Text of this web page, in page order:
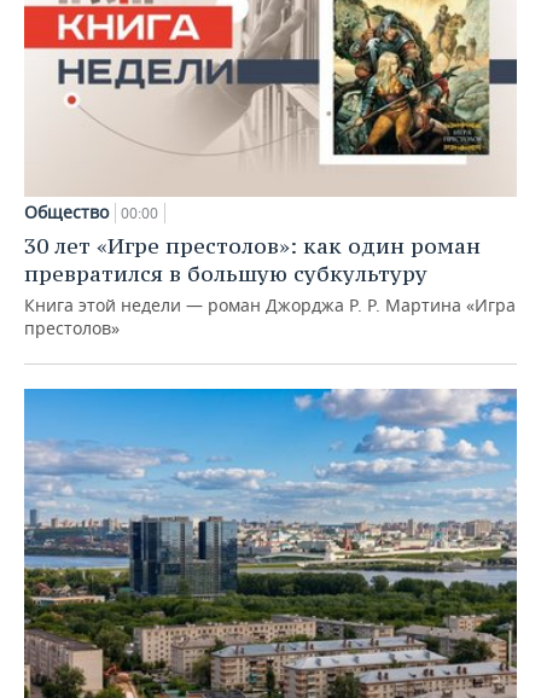
Общество 00:00
30 лет «Игре престолов»: как один роман
превратился в большую субкультуру
Книга этой недели — роман Джорджа Р. Р. Мартина «Игра
престолов»